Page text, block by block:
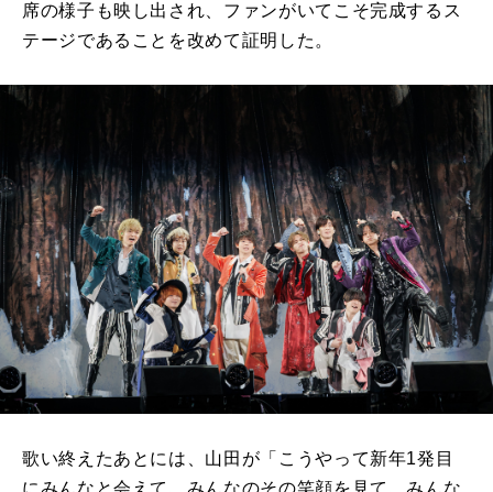
席の様子も映し出され、ファンがいてこそ完成するス
テージであることを改めて証明した。
歌い終えたあとには、山田が「こうやって新年1発目
にみんなと会えて、みんなのその笑顔を見て、みんな